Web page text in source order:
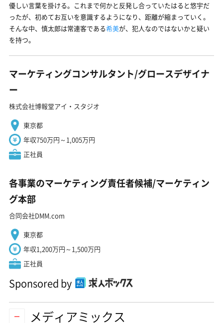
優しい言葉を掛ける。これまで何かと反発し合っていたはると悠宇だ
ったが、初めてお互いを意識するようになり、距離が縮まっていく。
そんな中、慎太郎は常連客である希美が、犯人なのではないかと疑い
を持つ。
マーケティングコンサルタント/グロースデザイナ
ー
株式会社博報堂アイ・スタジオ
東京都
年収750万円～1,005万円
正社員
各事業のマーケティング責任者候補/マーケティン
グ本部
合同会社DMM.com
東京都
年収1,200万円～1,500万円
正社員
Sponsored by
メディアミックス